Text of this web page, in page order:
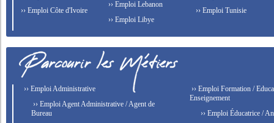
›› Emploi Côte d'Ivoire
›› Emploi Lebanon
›› Emploi Libye
›› Emploi Tunisie
›› Emploi Administrative
›› Emploi Agent Administrative / Agent de
Bureau
›› Emploi Formation /
Enseignement
›› Emploi Éducatrice /